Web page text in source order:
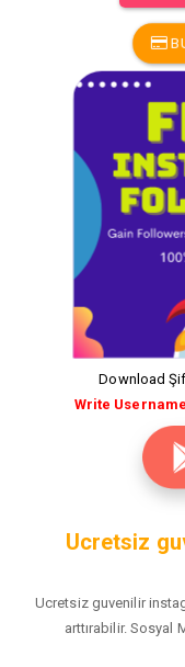
Download
Write
Ucretsiz
Ucretsiz guvenilir
arttırabilir. Sosyal